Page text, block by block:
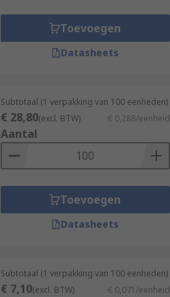
Toevoegen
Datasheets
Subtotaal (1 verpakking van 100 eenheden)
€ 28,80(excl. BTW) € 0,288/eenheid
Aantal
Toevoegen
Datasheets
Subtotaal (1 verpakking van 100 eenheden)
€ 7,10(excl. BTW) € 0,071/eenheid